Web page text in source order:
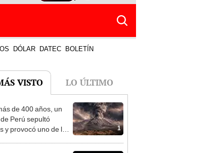
DÓLAR DATEC BOLETÍN
VISTO LO ÚLTIMO
1
de 400 años, un
Perú sepultó
y provocó uno de los